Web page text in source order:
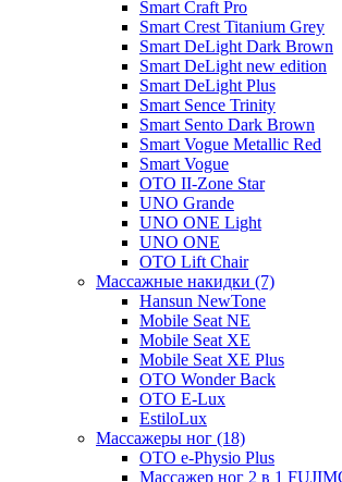
Smart Craft Pro
Smart Crest Titanium Grey
Smart DeLight Dark Brown
Smart DeLight new edition
Smart DeLight Plus
Smart Sence Trinity
Smart Sento Dark Brown
Smart Vogue Metallic Red
Smart Vogue
OTO II-Zone Star
UNO Grande
UNO ONE Light
UNO ONE
OTO Lift Chair
Массажные накидки (7)
Hansun NewTone
Mobile Seat NE
Mobile Seat XE
Mobile Seat XE Plus
OTO Wonder Back
OTO E-Lux
EstiloLux
Массажеры ног (18)
OTO e-Physio Plus
Массажер ног 2 в 1